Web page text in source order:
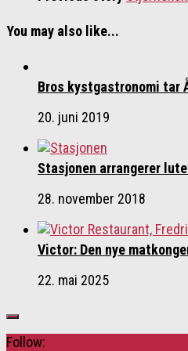
You may also like...
Bros kystgastronomi tar
20. juni 2019
Stasjonen arrangerer
28. november 2018
Victor: Den nye
22. mai 2025
Follow: